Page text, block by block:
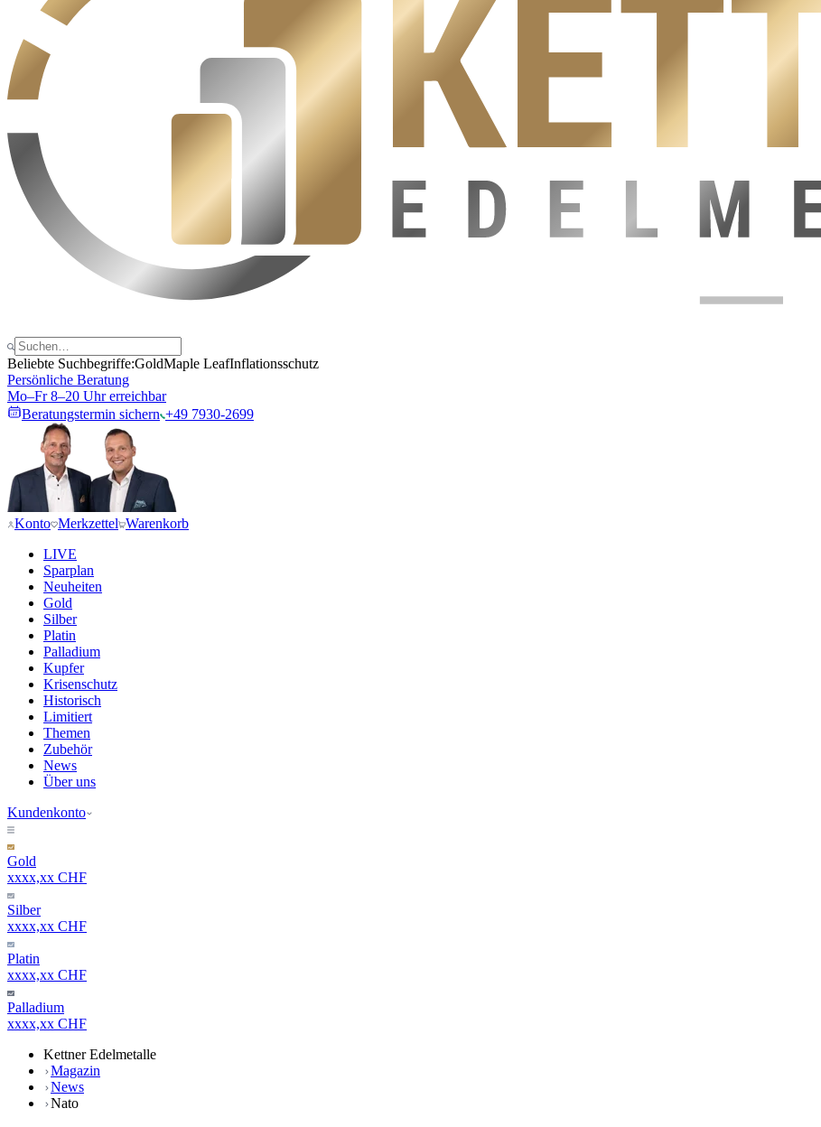
Beliebte Suchbegriffe:GoldMaple LeafInflationsschutz
Persönliche Beratung
Mo–Fr 8–20 Uhr erreichbar
Beratungstermin sichern +49 7930-2699
Konto Merkzettel Warenkorb
LIVE
Sparplan
Neuheiten
Gold
Silber
Platin
Palladium
Kupfer
Krisenschutz
Historisch
Limitiert
Themen
Zubehör
News
Über uns
Kundenkonto
Gold
xxxx,xx CHF
Silber
xxxx,xx CHF
Platin
xxxx,xx CHF
Palladium
xxxx,xx CHF
Kettner Edelmetalle
Magazin
News
Nato